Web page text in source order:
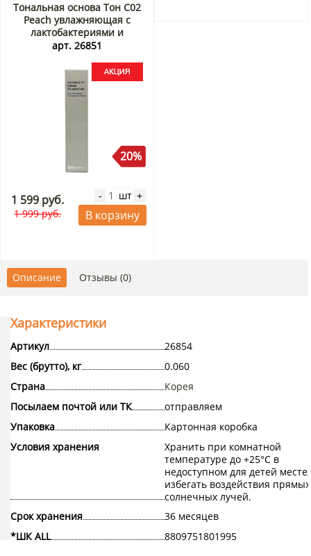
Тональная основа Тон С02
Peach увлажняющая с
лактобактериями и
экстрактом центеллы
Foundation Tfit, Корея, 30 г
Акция
арт. 26851
20%
1 599 руб.
1 999 руб.
- шт +
В корзину
Описание Отзывы (0)
Характеристики
Артикул
26854
Вес (брутто), кг
0.060
Страна
Корея
Посылаем почтой или ТК
отправляем
Упаковка
Картонная коробка
Условия хранения
Хранить при комнатной
температуре до +25°С в
недоступном для детей месте,
избегать воздействия прямых
солнечных лучей.
Срок хранения
36 месяцев
*ШК ALL
8809751801995